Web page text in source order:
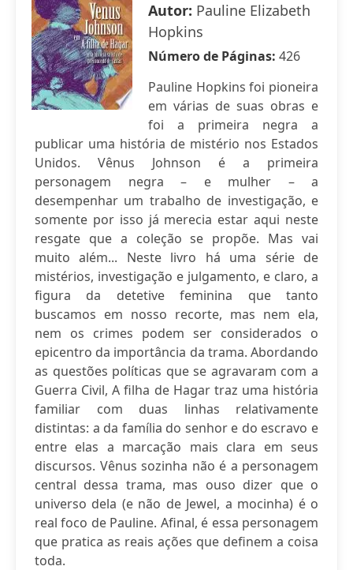
Autor: Pauline Elizabeth
Hopkins
Número de Páginas: 426
Pauline Hopkins foi pioneira
em várias de suas obras e
foi a primeira negra a
publicar uma história de mistério nos Estados
Unidos. Vênus Johnson é a primeira
personagem negra – e mulher – a
desempenhar um trabalho de investigação, e
somente por isso já merecia estar aqui neste
resgate que a coleção se propõe. Mas vai
muito além... Neste livro há uma série de
mistérios, investigação e julgamento, e claro, a
figura da detetive feminina que tanto
buscamos em nosso recorte, mas nem ela,
nem os crimes podem ser considerados o
epicentro da importância da trama. Abordando
as questões políticas que se agravaram com a
Guerra Civil, A filha de Hagar traz uma história
familiar com duas linhas relativamente
distintas: a da família do senhor e do escravo e
entre elas a marcação mais clara em seus
discursos. Vênus sozinha não é a personagem
central dessa trama, mas ouso dizer que o
universo dela (e não de Jewel, a mocinha) é o
real foco de Pauline. Afinal, é essa personagem
que pratica as reais ações que definem a coisa
toda.